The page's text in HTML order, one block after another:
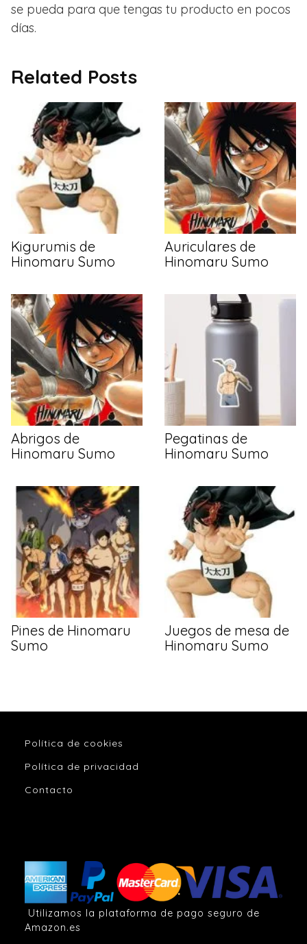
se pueda para que tengas tu producto en pocos
días.
Related Posts
Kigurumis de
Hinomaru Sumo
Auriculares de
Hinomaru Sumo
Abrigos de
Hinomaru Sumo
Pegatinas de
Hinomaru Sumo
Pines de Hinomaru
Sumo
Juegos de mesa de
Hinomaru Sumo
Política de cookies
Política de privacidad
Contacto
Utilizamos la plataforma de pago seguro de
Amazon.es